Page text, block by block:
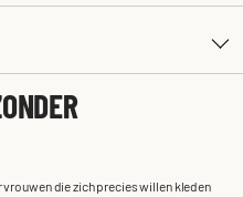
die zich precies willen kleden